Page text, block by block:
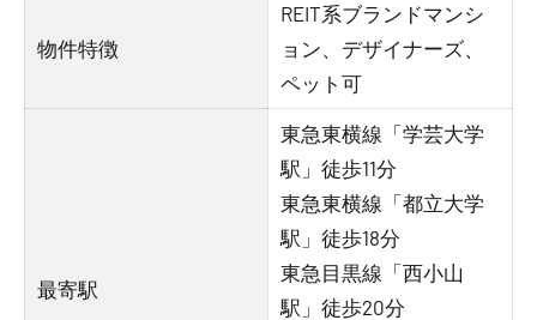
物件特徴
REIT系ブランドマンシ
ョン、デザイナーズ、
ペット可
最寄駅
東急東横線「学芸大学
駅」徒歩11分
東急東横線「都立大学
駅」徒歩18分
東急目黒線「西小山
駅」徒歩20分